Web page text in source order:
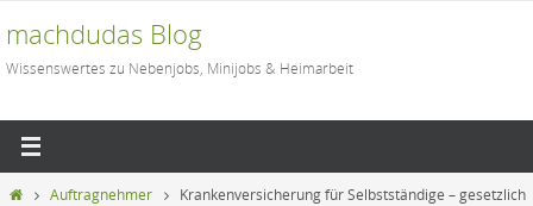
Inhalt
springen
machdudas Blog
Wissenswertes zu Nebenjobs, Minijobs & Heimarbeit
StartAuftragnehmer
Krankenversicherung für Selbstständige – gesetzlich